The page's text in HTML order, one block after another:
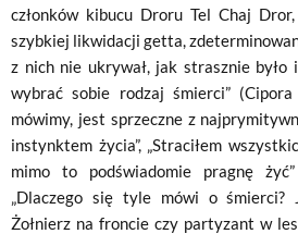
członków kibucu Droru Tel Chaj
szybkiej likwidacji getta,
z nich nie ukrywał, jak strasznie było
wybrać sobie rodzaj śmierci”
mówimy, jest sprzeczne z
instynktem życia”, „Straciłem
mimo to podświadomie pragnę
„Dlaczego się tyle mówi o
Żołnierz na froncie czy partyzant w